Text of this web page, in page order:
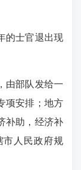
的士官退出现
由部队发给一
项安排；地方
补助，经济补
市人民政府规